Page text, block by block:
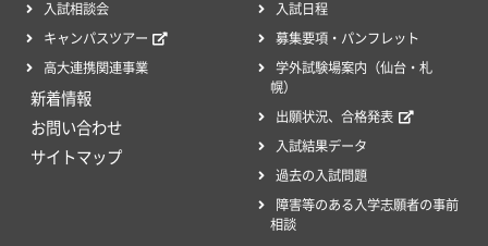
入試相談会
キャンパスツアー
高大連携関連事業
新着情報
お問い合わせ
サイトマップ
学外試験場案内（仙台・札
幌）
入試日程
募集要項・パンフレット
出願状況、合格発表
入試結果データ
過去の入試問題
障害等のある入学志願者の事前
相談